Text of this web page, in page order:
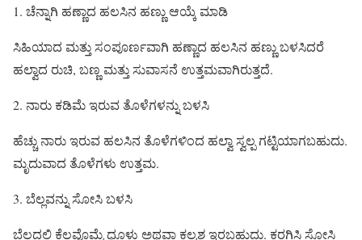
1. ಚೆನ್ನಾಗಿ ಹಣ್ಣಾದ ಹಲಸಿನ ಹಣ್ಣು ಆಯ್ಕೆ ಮಾಡಿ
ಸಿಹಿಯಾದ ಮತ್ತು ಸಂಪೂರ್ಣವಾಗಿ ಹಣ್ಣಾದ ಹಲಸಿನ ಹಣ್ಣು ಬಳಸಿದರೆ
ಹಲ್ವಾದ ರುಚಿ, ಬಣ್ಣ ಮತ್ತು ಸುವಾಸನೆ ಉತ್ತಮವಾಗಿರುತ್ತದೆ.
2. ನಾರು ಕಡಿಮೆ ಇರುವ ತೊಳೆಗಳನ್ನು ಬಳಸಿ
ಹೆಚ್ಚು ನಾರು ಇರುವ ಹಲಸಿನ ತೊಳೆಗಳಿಂದ ಹಲ್ವಾ ಸ್ವಲ್ಪ ಗಟ್ಟಿಯಾಗಬಹುದು.
ಮೃದುವಾದ ತೊಳೆಗಳು ಉತ್ತಮ.
3. ಬೆಲ್ಲವನ್ನು ಸೋಸಿ ಬಳಸಿ
ಬೆಲ್ಲದಲ್ಲಿ ಕೆಲವೊಮ್ಮೆ ಧೂಳು ಅಥವಾ ಕಲ್ಮಶ ಇರಬಹುದು. ಕರಗಿಸಿ ಸೋಸಿ